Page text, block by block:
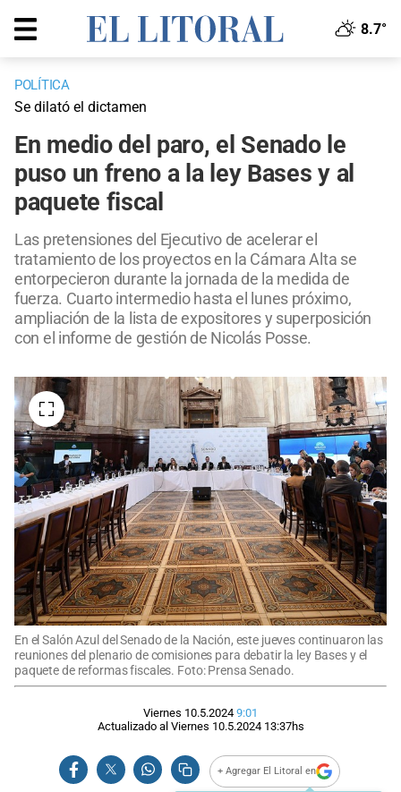
8.7°
POLÍTICA
Se dilató el dictamen
En medio del paro, el Senado le
puso un freno a la ley Bases y al
paquete fiscal
Las pretensiones del Ejecutivo de acelerar el
tratamiento de los proyectos en la Cámara Alta se
entorpecieron durante la jornada de la medida de
fuerza. Cuarto intermedio hasta el lunes próximo,
ampliación de la lista de expositores y superposición
con el informe de gestión de Nicolás Posse.
En el Salón Azul del Senado de la Nación, este jueves continuaron las
reuniones del plenario de comisiones para debatir la ley Bases y el
paquete de reformas fiscales. Foto: Prensa Senado.
Viernes 10.5.2024 9:01
Actualizado al Viernes 10.5.2024 13:37hs
+ Agregar El Litoral en